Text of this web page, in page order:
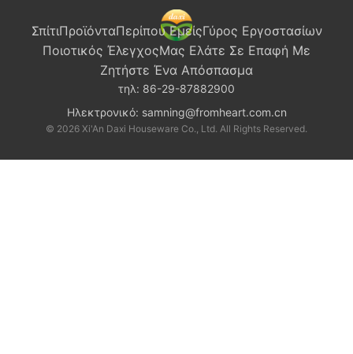
ΣπίτιΠροϊόνταΠερίπου ΕμείςΓύρος Εργοστασίων
Ποιοτικός ΈλεγχοςΜας Ελάτε Σε Επαφή Με
Ζητήστε Ένα Απόσπασμα
τηλ: 86-29-87882900
Ηλεκτρονικό: samning@fromheart.com.cn
© 2026 Xi'An Daxi Houseware Co., Ltd. All Rights Reserved.